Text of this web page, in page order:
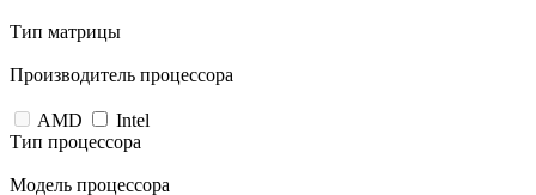
Тип матрицы
Производитель процессора
AMD
Intel
Тип процессора
Модель процессора